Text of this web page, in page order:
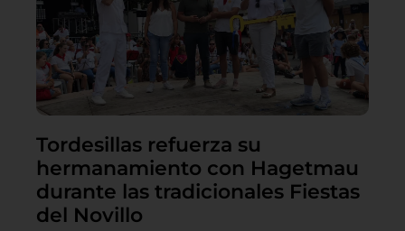
Tordesillas refuerza su
hermanamiento con Hagetmau
durante las tradicionales Fiestas
del Novillo